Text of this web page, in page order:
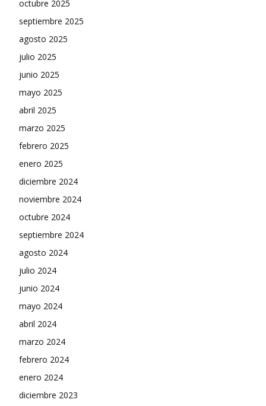
octubre 2025
septiembre 2025
agosto 2025
julio 2025
junio 2025
mayo 2025
abril 2025
marzo 2025
febrero 2025
enero 2025
diciembre 2024
noviembre 2024
octubre 2024
septiembre 2024
agosto 2024
julio 2024
junio 2024
mayo 2024
abril 2024
marzo 2024
febrero 2024
enero 2024
diciembre 2023